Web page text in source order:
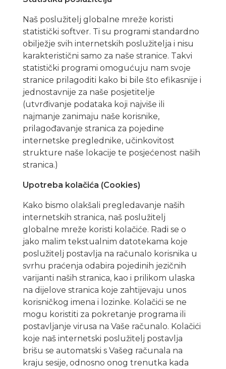
Naš poslužitelj globalne mreže koristi
statistički softver. Ti su programi standardno
obilježje svih internetskih poslužitelja i nisu
karakteristični samo za naše stranice. Takvi
statistički programi omogućuju nam svoje
stranice prilagoditi kako bi bile što efikasnije i
jednostavnije za naše posjetitelje
(utvrđivanje podataka koji najviše ili
najmanje zanimaju naše korisnike,
prilagođavanje stranica za pojedine
internetske preglednike, učinkovitost
strukture naše lokacije te posjećenost naših
stranica.)
Upotreba kolačića (Cookies)
Kako bismo olakšali pregledavanje naših
internetskih stranica, naš poslužitelj
globalne mreže koristi kolačiće. Radi se o
jako malim tekstualnim datotekama koje
poslužitelj postavlja na računalo korisnika u
svrhu praćenja odabira pojedinih jezičnih
varijanti naših stranica, kao i prilikom ulaska
na dijelove stranica koje zahtijevaju unos
korisničkog imena i lozinke. Kolačići se ne
mogu koristiti za pokretanje programa ili
postavljanje virusa na Vaše računalo. Kolačići
koje naš internetski poslužitelj postavlja
brišu se automatski s Vašeg računala na
kraju sesije, odnosno onog trenutka kada